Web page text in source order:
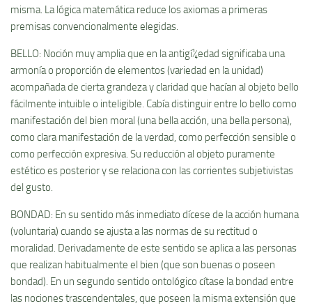
misma. La lógica matemática reduce los axiomas a primeras
premisas convencionalmente elegidas.
BELLO: Noción muy amplia que en la antigí¼edad significaba una
armoní­a o proporción de elementos (variedad en la unidad)
acompañada de cierta grandeza y claridad que hací­an al objeto bello
fácilmente intuible o inteligible. Cabí­a distinguir entre lo bello como
manifestación del bien moral (una bella acción, una bella persona),
como clara manifestación de la verdad, como perfección sensible o
como perfección expresiva. Su reducción al objeto puramente
estético es posterior y se relaciona con las corrientes subjetivistas
del gusto.
BONDAD: En su sentido más inmediato dí­cese de la acción humana
(voluntaria) cuando se ajusta a las normas de su rectitud o
moralidad. Derivadamente de este sentido se aplica a las personas
que realizan habitualmente el bien (que son buenas o poseen
bondad). En un segundo sentido ontológico cí­tase la bondad entre
las nociones trascendentales, que poseen la misma extensión que